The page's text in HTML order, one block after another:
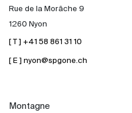
Rue de la Morâche 9
1260 Nyon
[ T ] +41 58 861 31 10
[ E ] nyon@spgone.ch
Montagne